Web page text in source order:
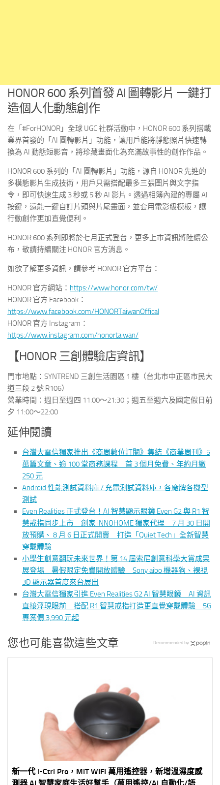
HONOR 600 系列首發 AI 圖轉影片 一鍵打
造個人化動態創作
在「#ForHONOR」全球 UGC 社群活動中，HONOR 600 系列搭載
業界首發的「AI 圖轉影片」功能，讓用戶能將靜態照片快速轉
換為 AI 動態短影音，將珍藏畫面化為充滿故事性的創作作品。
HONOR 600 系列的「AI 圖轉影片」功能，源自 HONOR 先進的
多模態影片生成技術，用戶只需搭配最多三張圖片與文字指
令，即可快速生成 3 秒或 5 秒 AI 影片。透過相簿內建的專屬 AI
按鍵，還能一鍵自訂片頭與片尾畫面，並套用電影級模板，讓
行動創作更加直覺便利。
HONOR 600 系列即將於七月正式登台，更多上市資訊將陸續公
布，敬請持續關注 HONOR 官方消息。
如欲了解更多資訊，請參考 HONOR 官方平台：
HONOR 官方網站： https://www.honor.com/tw/
HONOR 官方 Facebook：
https://www.facebook.com/HONORTaiwanOffical
HONOR 官方 Instagram：
https://www.instagram.com/honortaiwan/
【HONOR 三創體驗店資訊】
門市地點：SYNTREND 三創生活園區 1 樓（台北市中正區市民大
道三段 2 號 R106）
營業時間：週日至週四 11:00～21:30；週五至週六及國定假日前
夕 11:00～22:00
延伸閱讀
台灣大電信獨家推出《商周數位訂閱》集結《商業周刊》5
萬篇文章、逾 100 堂商務課程 首 3 個月免費、年約月繳
250 元
Android 性能測試資料庫 / 充電測試資料庫，各廠牌各機型
測試
Even Realities 正式登台！AI 智慧顯示眼鏡 Even G2 與 R1 智
慧戒指同步上市 創家 iNNOHOME 獨家代理 7 月 30 日開
放預購、 8 月 6 日正式開賣 打造「Quiet Tech」全新智慧
穿戴體驗
小學生創意翻玩未來世界！第 14 屆索尼創意科學大賞成果
展登場 暑假限定免費開放體驗 Sony aibo 機器狗、裸視
3D 顯示器首度來台展出
台灣大電信獨家引進 Even Realities G2 AI 智慧眼鏡 AI 資訊
直接浮現眼前 搭配 R1 智慧戒指打造更直覺穿戴體驗 5G
專案價 3,990 元起
您也可能喜歡這些文章
新一代 i-Ctrl Pro，MIT WIFI 萬用遙控器，新增溫濕度感
測器 AI 智慧家庭生活好幫手（萬用遙控/AI 自動化/語音
Recommended by